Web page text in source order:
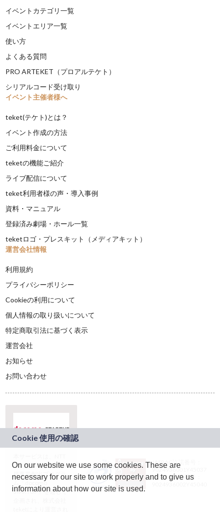
イベントカテゴリ一覧
イベントエリア一覧
使い方
よくある質問
PRO ARTEKET（プロアルテケト）
シリアルコード受け取り
イベント主催者様へ
teket(テケト)とは？
イベント作成の方法
ご利用料金について
teketの機能ご紹介
ライブ配信について
teket利用者様の声・導入事例
資料・マニュアル
登録済み劇場・ホール一覧
teketロゴ・プレスキット（メディアキット）
運営会社情報
利用規約
プライバシーポリシー
Cookieの利用について
個人情報の取り扱いについて
特定商取引法に基づく表示
運営会社
お知らせ
お問い合わせ
ドコモグループの新
規事業創出プログラ
ム「docomo
STARTUP」を通じて
JASRAC許諾番号：
9024936001Y45037
JASRAC許諾番号：
On our website we use some cookies. These are
necessary for our site to work properly and to give us
information about how our site is used.